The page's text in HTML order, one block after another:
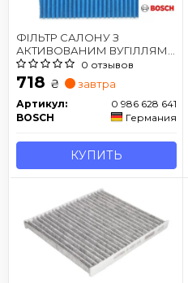
ФІЛЬТР САЛОНУ З
АКТИВОВАНИМ ВУГІЛЛЯМ
PRO
0 отзывов
718 ₴ завтра
Артикул:
0 986 628 641
BOSCH
Германия
КУПИТЬ